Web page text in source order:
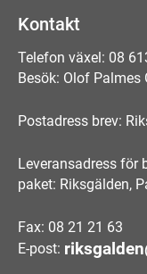
Kontakt
Telefon växel: 08
Besök: Olof Palmes
Postadress brev:
Leveransadress för
paket: Riksgälden,
Fax: 08 21 21 63
E-post: